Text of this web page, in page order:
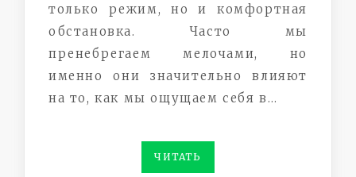
только режим, но и комфортная
обстановка. Часто мы
пренебрегаем мелочами, но
именно они значительно влияют
на то, как мы ощущаем себя в…
ЧИТАТЬ